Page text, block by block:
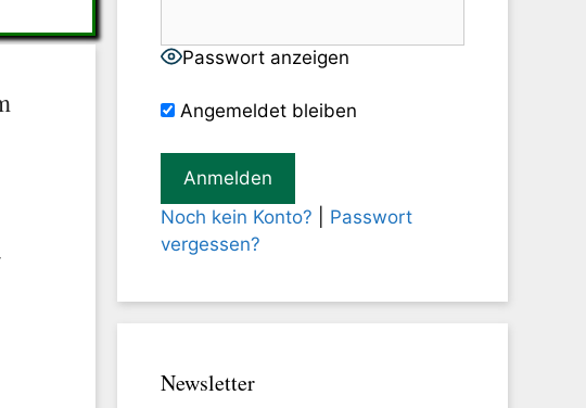
Passwort anzeigen
Angemeldet bleiben
Noch kein Konto?
Passwort
vergessen?
Newsletter